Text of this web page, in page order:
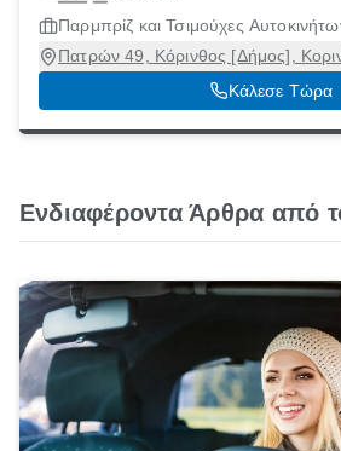
Παρμπρίζ και Τσιμούχες
Πατρών 49, Κόρινθος [Δήμος],
Κάλεσε Τώρα
Ενδιαφέροντα Άρθρα από